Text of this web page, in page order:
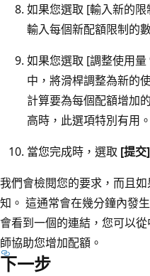
如果您選取 [輸入新的限
輸入每個新配額限制的
如果您選取 [調整使用量
中，將滑桿調整為新的
計算要為每個配額增加
高時，此選項特別有用。
當您完成時，選取 [提交]
我們會檢閱您的要求，而且
知。 這通常會在幾分鐘內發
會看到一個的連結，您可以從
師協助您增加配額。
下一步